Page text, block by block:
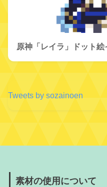
原神「レイラ」ドット
Tweets by sozainoen
素材の使用について